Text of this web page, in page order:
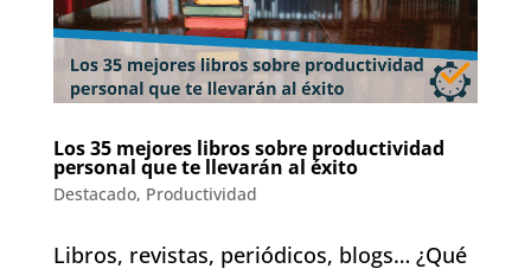
Los 35 mejores libros sobre productividad
personal que te llevarán al éxito
Destacado, Productividad
Libros, revistas, periódicos, blogs… ¿Qué